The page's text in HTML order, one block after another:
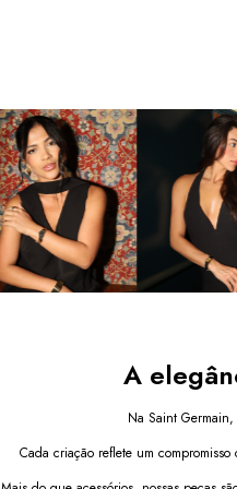
A
Na Saint
Cada criação reflete um